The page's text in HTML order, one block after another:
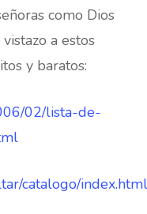
como Dios
a estos
y baratos:
02/lista-de-
catalogo/index.html